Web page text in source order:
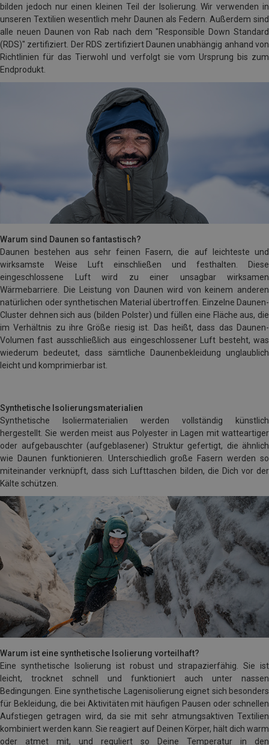
bilden jedoch nur einen kleinen Teil der Isolierung. Wir verwenden in
unseren Textilien wesentlich mehr Daunen als Federn. Außerdem sind
alle neuen Daunen von Rab nach dem "Responsible Down Standard
(RDS)" zertifiziert. Der RDS zertifiziert Daunen unabhängig anhand von
Richtlinien für das Tierwohl und verfolgt sie vom Ursprung bis zum
Endprodukt.
Warum sind Daunen so fantastisch?
Daunen bestehen aus sehr feinen Fasern, die auf leichteste und
wirksamste Weise Luft einschließen und festhalten. Diese
eingeschlossene Luft wird zu einer unsagbar wirksamen
Wärmebarriere. Die Leistung von Daunen wird von keinem anderen
natürlichen oder synthetischen Material übertroffen. Einzelne Daunen-
Cluster dehnen sich aus (bilden Polster) und füllen eine Fläche aus, die
im Verhältnis zu ihre Größe riesig ist. Das heißt, dass das Daunen-
Volumen fast ausschließlich aus eingeschlossener Luft besteht, was
wiederum bedeutet, dass sämtliche Daunenbekleidung unglaublich
leicht und komprimierbar ist.
Synthetische Isolierungsmaterialien
Synthetische Isoliermaterialien werden vollständig künstlich
hergestellt. Sie werden meist aus Polyester in Lagen mit watteartiger
oder aufgebauschter (aufgeblasener) Struktur gefertigt, die ähnlich
wie Daunen funktionieren. Unterschiedlich große Fasern werden so
miteinander verknüpft, dass sich Lufttaschen bilden, die Dich vor der
Kälte schützen.
Warum ist eine synthetische Isolierung vorteilhaft?
Eine synthetische Isolierung ist robust und strapazierfähig. Sie ist
leicht, trocknet schnell und funktioniert auch unter nassen
Bedingungen. Eine synthetische Lagenisolierung eignet sich besonders
für Bekleidung, die bei Aktivitäten mit häufigen Pausen oder schnellen
Aufstiegen getragen wird, da sie mit sehr atmungsaktiven Textilien
kombiniert werden kann. Sie reagiert auf Deinen Körper, hält dich warm
oder atmet mit, und reguliert so Deine Temperatur in den